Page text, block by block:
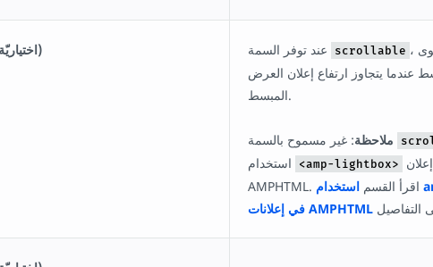
scrollable (اختياريّة) scrollable ، يمكن تمرير محتوى
عندما يتجاوز ارتفاع إعلان العرض
المبسط.
ملاحظة
<amp-lightbox>
AMPHTML. اقرأ القسماستخدام amp-lightbox
في إعلانات AMPHTML